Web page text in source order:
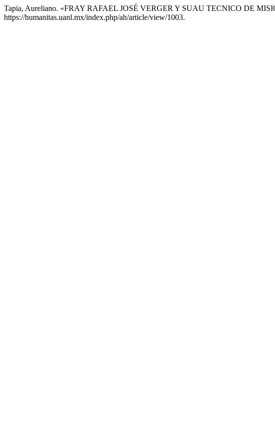
Tapia, Aureliano. «FRAY RAFAEL JOSÉ VERGER Y SUAU TECNICO DE
https://humanitas.uanl.mx/index.php/ah/article/view/1003.